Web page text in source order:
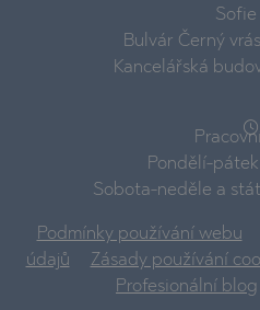
Sofie
Bulvár Černý
Kancelářská
Pondělí-pátek:
Sobota-neděle a
Podmínky používání webu
údajů
Zásady používání
Profesionální blog